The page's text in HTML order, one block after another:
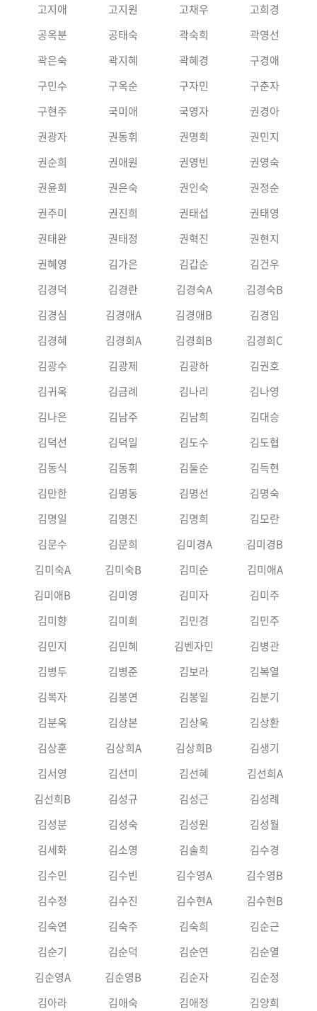
고지애
고지원 고채우
고희경
공옥분
공태숙 곽숙희
곽영선
곽은숙
곽지혜 곽혜경
구경애
구민수
구옥순 구자민
구춘자
구현주
국미애 국영자
권경아
권광자
권동휘 권명희
권민지
권순희
권애원 권영빈
권영숙
권윤희
권은숙 권인숙
권정순
권주미
권진희 권태섭
권태영
권태완
권태정 권혁진
권현지
권혜영
김가은 김갑순
김건우
김경덕
김경란 김경숙A
김경숙B
김경심
김경애A 김경애B
김경임
김경혜
김경희A 김경희B
김경희C
김광수
김광제 김광하
김권호
김귀옥
김금례 김나리
김나영
김나은
김남주 김남희
김대승
김덕선
김덕일 김도수
김도협
김동식
김동휘 김둘순
김득현
김만한
김명동 김명선
김명숙
김명일
김명진 김명희
김모란
김문수
김문희 김미경A
김미경B
김미숙A
김미숙B 김미순
김미애A
김미애B
김미영 김미자
김미주
김미향
김미희 김민경
김민주
김민지
김민혜 김벤자민
김병관
김병두
김병준 김보라
김복열
김복자
김봉연 김봉일
김분기
김분옥
김상본 김상욱
김상환
김상훈
김상희A 김상희B
김생기
김서영
김선미 김선혜
김선희A
김선희B
김성규 김성근
김성례
김성분
김성숙 김성원
김성월
김세화
김소영 김솔희
김수경
김수민
김수빈 김수영A
김수영B
김수정
김수진 김수현A
김수현B
김숙연
김숙주 김숙희
김순근
김순기
김순덕 김순연
김순열
김순영A
김순영B 김순자
김순정
김아라
김애숙 김애정
김양희